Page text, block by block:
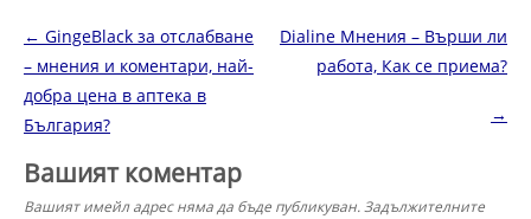
Навигация в публикациите
← GingeBlack за отслабване
– мнения и коментари, най-
добра цена в аптека в
България?
Dialine Мнения – Върши ли
работа, Как се приема?
→
Вашият коментар
Вашият имейл адрес няма да бъде публикуван.Задължителните